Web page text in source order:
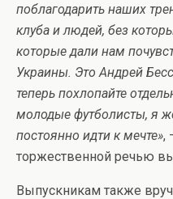
поблагодарить наших
клуба и людей, без
которые дали нам
Украины. Это Андрей
теперь похлопайте
молодые футболисты, я
постоянно идти к мечте»,
торжественной речью
Выпускникам также